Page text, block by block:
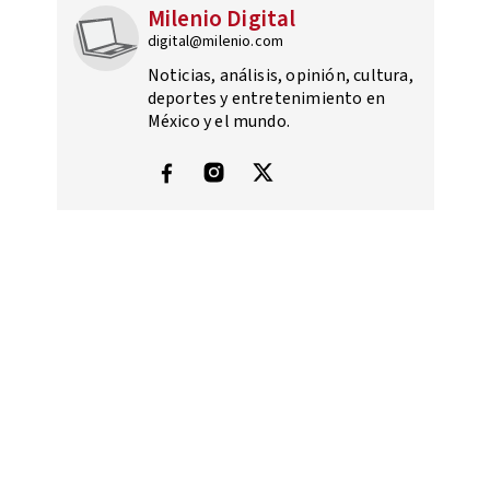
Milenio Digital
digital@milenio.com
Noticias, análisis, opinión, cultura,
deportes y entretenimiento en
México y el mundo.